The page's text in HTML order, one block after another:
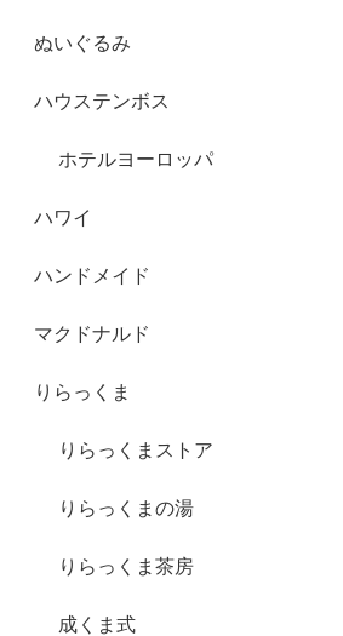
ぬいぐるみ
ハウステンボス
ホテルヨーロッパ
ハワイ
ハンドメイド
マクドナルド
りらっくま
りらっくまストア
りらっくまの湯
りらっくま茶房
成くま式